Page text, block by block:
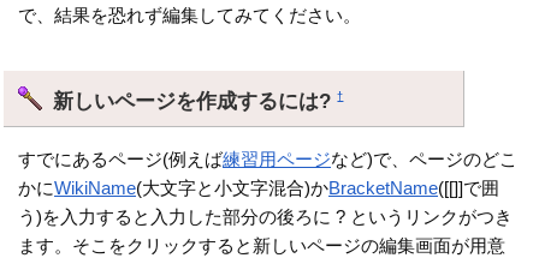
で、結果を恐れず編集してみてください。
新しいページを作成するには?†
すでにあるページ(例えば練習用ページなど)で、ページのどこ
かにWikiName(大文字と小文字混合)かBracketName([[]]で囲
う)を入力すると入力した部分の後ろに ? というリンクがつき
ます。そこをクリックすると新しいページの編集画面が用意